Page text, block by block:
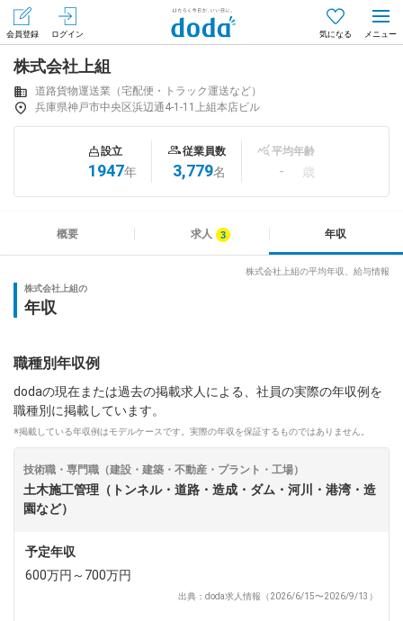
会員登録 ログイン 気になる
会員登録（無料）
はじめてdodaをご利用される方へ
求人を紹介してもらう
知りたい・聞きたい
専門サイト
dodaチャットサポート
自動案内は24時間365日対応
転職の「モヤモヤ」、一人で悩まず
気軽に相談してみませんか？
株式会社上組
道路貨物運送業（宅配便・トラック運送など）
兵庫県神戸市中央区浜辺通4-1-11上組本店ビル
設立
1947年
従業員数
3,779名
平均年齢
- 歳
概要 求人 年収
株式会社上組の平均年収、給与情報
株式会社上組の
年収
職種別年収例
dodaの現在または過去の掲載求人による、社員の実際の年収例を
職種別に掲載しています。
※掲載している年収例はモデルケースです。実際の年収を保証するものではありません。
技術職・専門職（建設・建築・不動産・プラント・工場）
土木施工管理（トンネル・道路・造成・ダム・河川・港湾・造
園など）
予定年収
600万円～700万円
出典：doda求人情報（2026/6/15〜2026/9/13）